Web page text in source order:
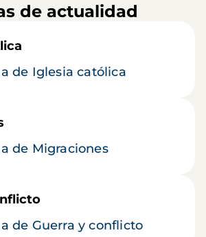
de actualidad
de Iglesia católica
de Migraciones
de Guerra y conflicto